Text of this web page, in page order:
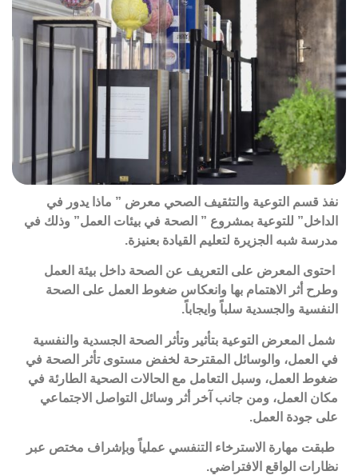
نفذ قسم التوعية والتثقيف الصحي معرض ” ماذا يدور في
الداخل” للتوعية بمشروع ” الصحة في بيئات العمل” وذلك في
مدرسة شبه الجزيرة لتعليم القيادة بعنيزة.
احتوى المعرض على التعريف عن الصحة داخل بيئة العمل
وطرح أثر الاهتمام بها وانعكاس ضغوط العمل على الصحة
النفسية والجسدية سلباً وايجاباً.
شمل المعرض التوعية بتأثير وتأثر الصحة الجسدية والنفسية
في العمل، والوسائل المقترحة لخفض مستوى تأثر الصحة في
ضغوط العمل، وسبل التعامل مع الحالات الصحية الطارئة في
مكان العمل، ومن جانب آخر أثر وسائل التواصل الاجتماعي
على جودة العمل.
طبقت مهارة الاسترخاء التنفسي عملياً وبإشراف مختص عبر
نظارات الواقع الافتراضي.